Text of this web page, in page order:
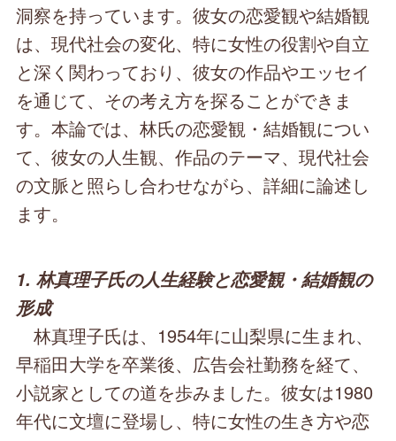
洞察を持っています。彼女の恋愛観や結婚観
は、現代社会の変化、特に女性の役割や自立
と深く関わっており、彼女の作品やエッセイ
を通じて、その考え方を探ることができま
す。本論では、林氏の恋愛観・結婚観につい
て、彼女の人生観、作品のテーマ、現代社会
の文脈と照らし合わせながら、詳細に論述し
ます。
1. 林真理子氏の人生経験と恋愛観・結婚観の
形成
林真理子氏は、1954年に山梨県に生まれ、
早稲田大学を卒業後、広告会社勤務を経て、
小説家としての道を歩みました。彼女は1980
年代に文壇に登場し、特に女性の生き方や恋